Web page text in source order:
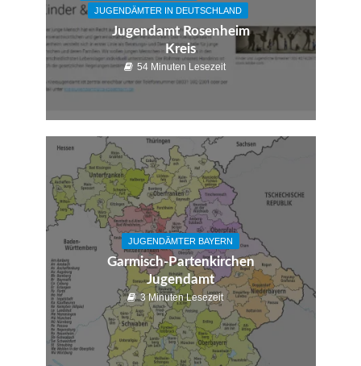
JUGENDÄMTER IN DEUTSCHLAND
Jugendamt Rosenheim
Kreis
54 Minuten Lesezeit
JUGENDÄMTER BAYERN
Garmisch-Partenkirchen
Jugendamt
3 Minuten Lesezeit